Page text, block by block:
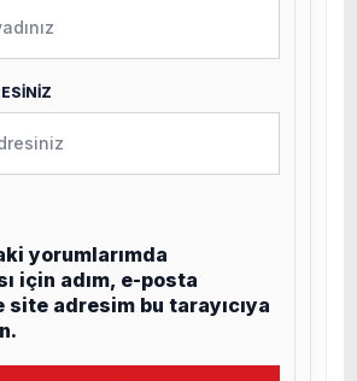
yorumlarımda
için adım, e-posta
site adresim bu tarayıcıya